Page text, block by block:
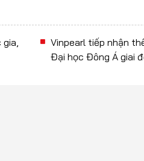
Vinpearl tiếp nhận
Đại học Đông Á giai